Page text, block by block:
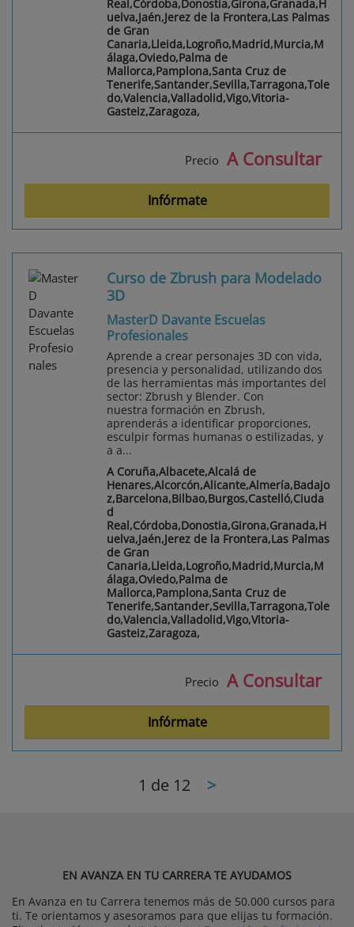
Real,Córdoba,Donostia,Girona,Granada,H
uelva,Jaén,Jerez de la Frontera,Las Palmas
de Gran
Canaria,Lleida,Logroño,Madrid,Murcia,M
álaga,Oviedo,Palma de
Mallorca,Pamplona,Santa Cruz de
Tenerife,Santander,Sevilla,Tarragona,Tole
do,Valencia,Valladolid,Vigo,Vitoria-
Gasteiz,Zaragoza,
Precio A Consultar
Infórmate
Curso de Zbrush para Modelado
3D
MasterD Davante Escuelas
Profesionales
Aprende a crear personajes 3D con vida,
presencia y personalidad, utilizando dos
de las herramientas más importantes del
sector: Zbrush y Blender. Con
nuestra formación en Zbrush,
aprenderás a identificar proporciones,
esculpir formas humanas o estilizadas, y
a a...
A Coruña,Albacete,Alcalá de
Henares,Alcorcón,Alicante,Almería,Badajo
z,Barcelona,Bilbao,Burgos,Castelló,Ciuda
d
Real,Córdoba,Donostia,Girona,Granada,H
uelva,Jaén,Jerez de la Frontera,Las Palmas
de Gran
Canaria,Lleida,Logroño,Madrid,Murcia,M
álaga,Oviedo,Palma de
Mallorca,Pamplona,Santa Cruz de
Tenerife,Santander,Sevilla,Tarragona,Tole
do,Valencia,Valladolid,Vigo,Vitoria-
Gasteiz,Zaragoza,
Precio A Consultar
Infórmate
1 de 12 >
EN AVANZA EN TU CARRERA TE AYUDAMOS
En Avanza en tu Carrera tenemos más de 50.000 cursos para
ti. Te orientamos y asesoramos para que elijas tu formación.